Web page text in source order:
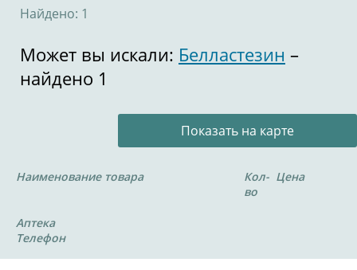
Найдено: 1
Может вы искали: Белластезин –
найдено 1
Показать на карте
Наименование товара
Кол-
во
Цена
Аптека
Телефон